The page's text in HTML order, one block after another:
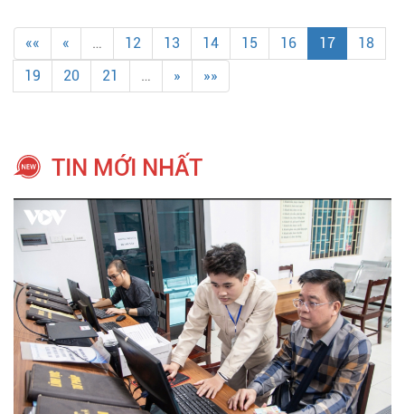
«« « … 12 13 14 15 16 17
18
19
20 21 … » »»
TIN MỚI NHẤT